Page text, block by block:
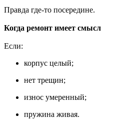
Правда где-то посередине.
Когда ремонт имеет смысл
Если:
корпус целый;
нет трещин;
износ умеренный;
пружина живая.